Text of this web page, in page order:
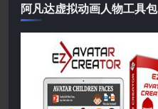
阿凡达虚拟动画人物工具包